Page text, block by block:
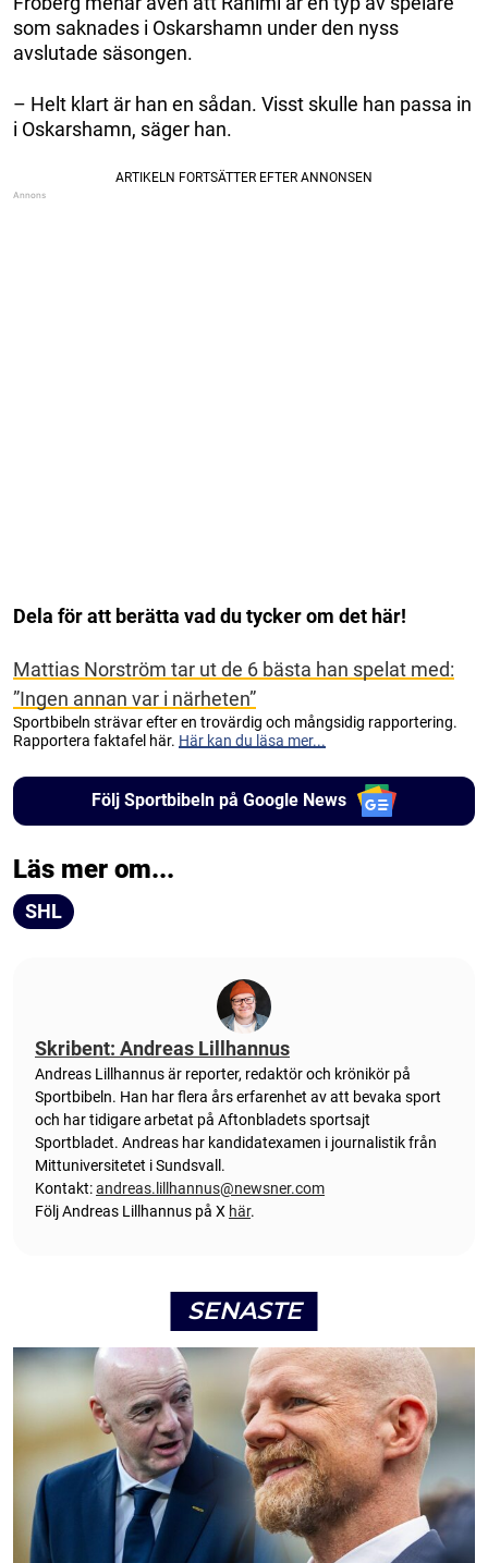
som saknades i Oskarshamn under den nyss
avslutade säsongen.
– Helt klart är han en sådan. Visst skulle han passa in
i Oskarshamn, säger han.
Dela för att berätta vad du tycker om det här!
Mattias Norström tar ut de 6 bästa han spelat med:
”Ingen annan var i närheten”
Sportbibeln strävar efter en trovärdig och mångsidig rapportering.
Rapportera faktafel här. Här kan du läsa mer...
Följ Sportbibeln på Google News
Läs mer om...
SHL
Skribent: Andreas Lillhannus
Andreas Lillhannus är reporter, redaktör och krönikör på
Sportbibeln. Han har flera års erfarenhet av att bevaka sport
och har tidigare arbetat på Aftonbladets sportsajt
Sportbladet. Andreas har kandidatexamen i journalistik från
Mittuniversitetet i Sundsvall.
Kontakt:andreas.lillhannus@newsner.com
Följ Andreas Lillhannus på X här.
SENASTE